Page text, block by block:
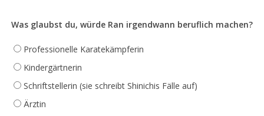
Was glaubst du, würde Ran irgendwann beruflich machen?
Professionelle Karatekämpferin
Kindergärtnerin
Schriftstellerin (sie schreibt Shinichis Fälle auf)
Ärztin